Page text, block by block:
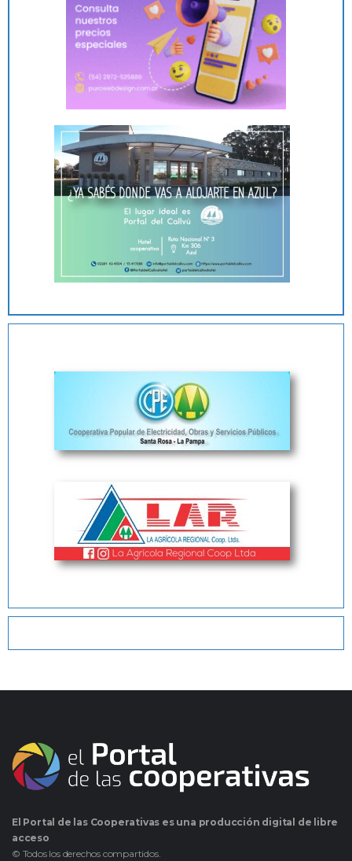
El Portal de las Cooperativas es una producción digital de libre
acceso
© Todos los derechos compartidos.